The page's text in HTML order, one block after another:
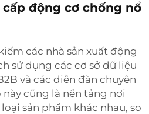
động cơ chống nổ
các nhà sản xuất động
sử dụng các cơ sở dữ liệu
và các diễn đàn chuyên
cũng là nền tảng nơi
sản phẩm khác nhau, so